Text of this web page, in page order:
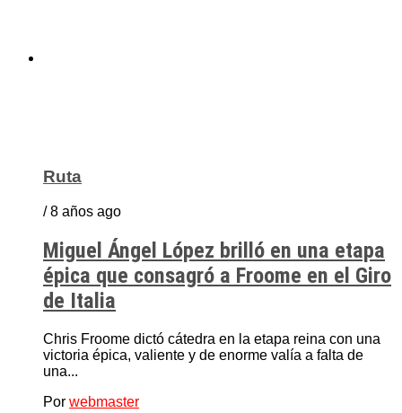
Ruta
/ 8 años ago
Miguel Ángel López brilló en una etapa
épica que consagró a Froome en el Giro
de Italia
Chris Froome dictó cátedra en la etapa reina con una
victoria épica, valiente y de enorme valía a falta de
una...
Por webmaster